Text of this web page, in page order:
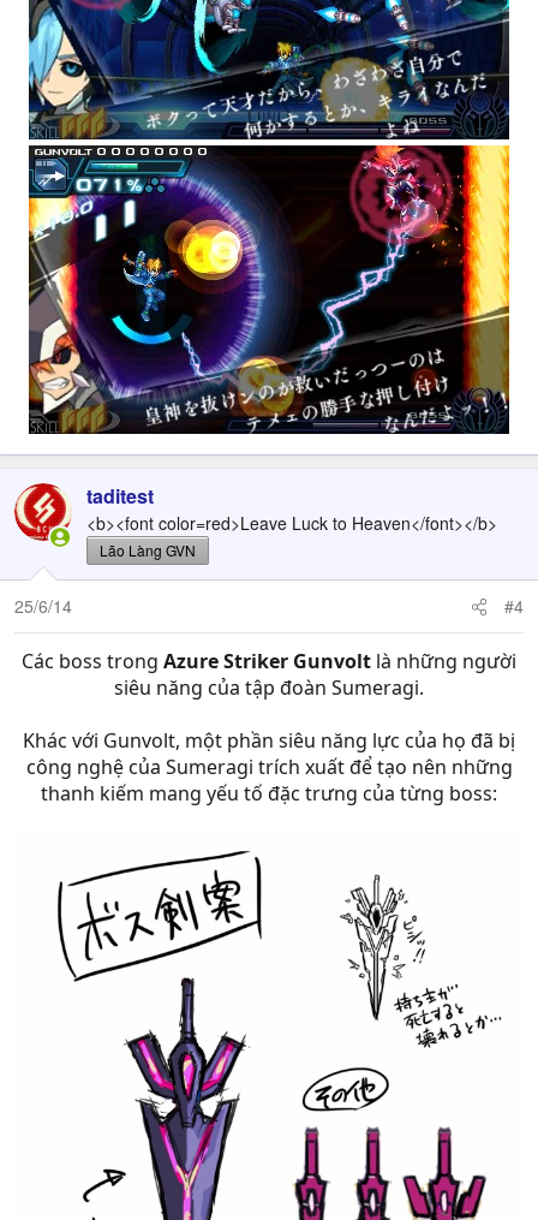
taditest
<b><font color=red>Leave Luck to Heaven</font></b>
Lão Làng GVN
25/6/14 #4
Các boss trong Azure Striker Gunvolt là những người
siêu năng của tập đoàn Sumeragi.
Khác với Gunvolt, một phần siêu năng lực của họ đã bị
công nghệ của Sumeragi trích xuất để tạo nên những
thanh kiếm mang yếu tố đặc trưng của từng boss: